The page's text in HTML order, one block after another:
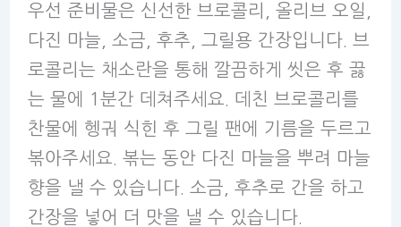
우선 준비물은 신선한 브로콜리, 올리브 오일,
다진 마늘, 소금, 후추, 그릴용 간장입니다. 브
로콜리는 채소란을 통해 깔끔하게 씻은 후 끓
는 물에 1분간 데쳐주세요. 데친 브로콜리를
찬물에 헹궈 식힌 후 그릴 팬에 기름을 두르고
볶아주세요. 볶는 동안 다진 마늘을 뿌려 마늘
향을 낼 수 있습니다. 소금, 후추로 간을 하고
간장을 넣어 더 맛을 낼 수 있습니다.